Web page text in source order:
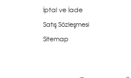
İptal ve İade
Satış Sözleşmesi
Sitemap